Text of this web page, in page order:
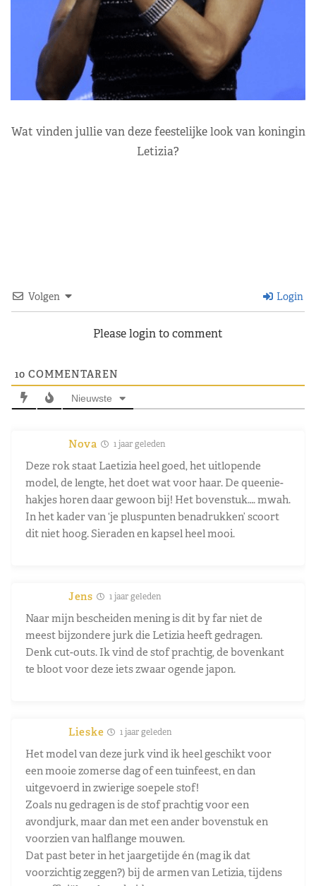
Wat vinden jullie van deze feestelijke look van koningin
Letizia?
Volgen Login
Please login to comment
10 COMMENTAREN
Nieuwste
Nova 1 jaar geleden
Deze rok staat Laetizia heel goed, het uitlopende
model, de lengte, het doet wat voor haar. De queenie-
hakjes horen daar gewoon bij! Het bovenstuk…. mwah.
In het kader van ‘je pluspunten benadrukken’ scoort
dit niet hoog. Sieraden en kapsel heel mooi.
Jens 1 jaar geleden
Naar mijn bescheiden mening is dit by far niet de
meest bijzondere jurk die Letizia heeft gedragen.
Denk cut-outs. Ik vind de stof prachtig, de bovenkant
te bloot voor deze iets zwaar ogende japon.
Lieske 1 jaar geleden
Het model van deze jurk vind ik heel geschikt voor
een mooie zomerse dag of een tuinfeest, en dan
uitgevoerd in zwierige soepele stof!
Zoals nu gedragen is de stof prachtig voor een
avondjurk, maar dan met een ander bovenstuk en
voorzien van halflange mouwen.
Dat past beter in het jaargetijde én (mag ik dat
voorzichtig zeggen?) bij de armen van Letizia, tijdens